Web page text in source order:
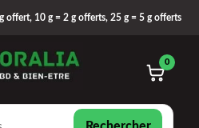
offert, 10 g = 2 g offerts, 25 g = 5 g offerts
0